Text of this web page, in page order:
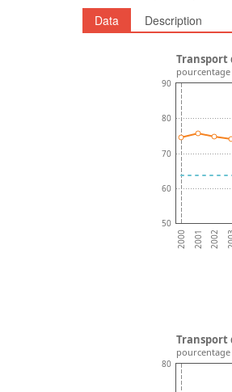
Data Description
2000 2001 2002
50
60
70
80
90
Transport
80
Transport